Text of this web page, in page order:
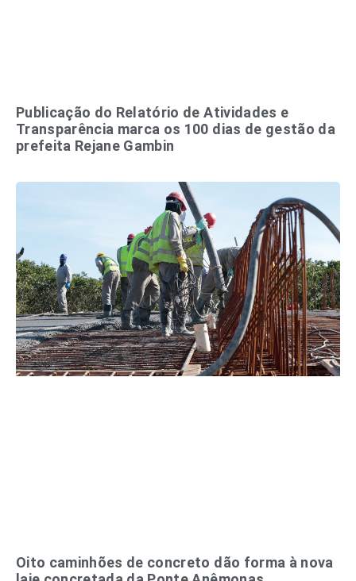
Publicação do Relatório de Atividades e
Transparência marca os 100 dias de gestão da
prefeita Rejane Gambin
Oito caminhões de concreto dão forma à nova